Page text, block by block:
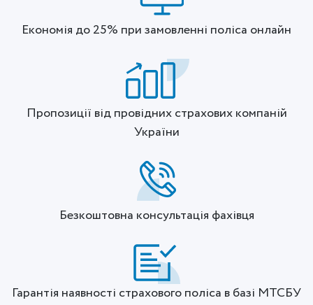
Економія до 25% при замовленні поліса онлайн
Пропозиції від провідних страхових компаній
України
Безкоштовна консультація фахівця
Гарантія наявності страхового поліса в базі МТСБУ